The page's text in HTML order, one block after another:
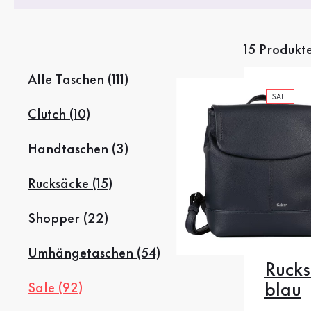
Accessoires
Alle Taschen (111)
Clutch (10)
Handtaschen (3)
Rucksäcke (15)
Shopper (22)
Umhängetaschen (54)
Sale (92)
15
SALE
blau